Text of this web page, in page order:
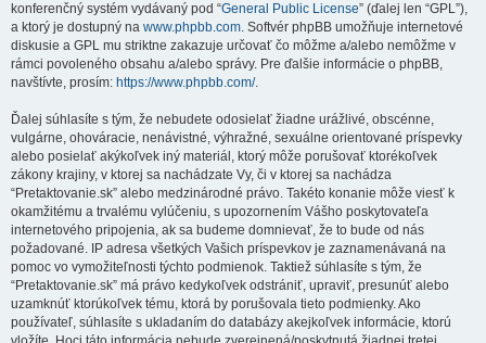
konferenčný systém vydávaný pod “General Public License” (ďalej len “GPL”),
a ktorý je dostupný na www.phpbb.com. Softvér phpBB umožňuje internetové
diskusie a GPL mu striktne zakazuje určovať čo môžme a/alebo nemôžme v
rámci povoleného obsahu a/alebo správy. Pre ďalšie informácie o phpBB,
navštívte, prosím: https://www.phpbb.com/.
Ďalej súhlasíte s tým, že nebudete odosielať žiadne urážlivé, obscénne,
vulgárne, ohováracie, nenávistné, výhražné, sexuálne orientované príspevky
alebo posielať akýkoľvek iný materiál, ktorý môže porušovať ktorékoľvek
zákony krajiny, v ktorej sa nachádzate Vy, či v ktorej sa nachádza
“Pretaktovanie.sk” alebo medzinárodné právo. Takéto konanie môže viesť k
okamžitému a trvalému vylúčeniu, s upozornením Vášho poskytovateľa
internetového pripojenia, ak sa budeme domnievať, že to bude od nás
požadované. IP adresa všetkých Vašich príspevkov je zaznamenávaná na
pomoc vo vymožiteľnosti týchto podmienok. Taktiež súhlasíte s tým, že
“Pretaktovanie.sk” má právo kedykoľvek odstrániť, upraviť, presunúť alebo
uzamknúť ktorúkoľvek tému, ktorá by porušovala tieto podmienky. Ako
používateľ, súhlasíte s ukladaním do databázy akejkoľvek informácie, ktorú